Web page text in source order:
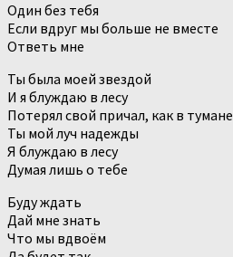
Один без тебя
Если вдруг мы больше не вместе
Ответь мне
Ты была моей звездой
И я блуждаю в лесу
Потерял свой причал, как в тумане
Ты мой луч надежды
Я блуждаю в лесу
Думая лишь о тебе
Буду ждать
Дай мне знать
Что мы вдвоём